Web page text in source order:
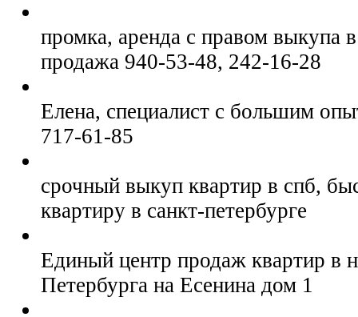
промка, аренда с правом выкупа
продажа 940-53-48, 242-16-28
Елена, специалист с большим
717-61-85
срочный выкуп квартир в спб,
квартиру в санкт-петербурге
Единый центр продаж квартир в
Петербурга на Есенина дом 1